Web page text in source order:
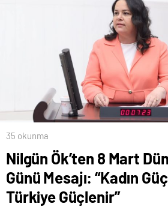
35 okunma
Nilgün Ök’ten 8 Mart
Günü Mesajı: “Kadın
Türkiye Güçlenir”